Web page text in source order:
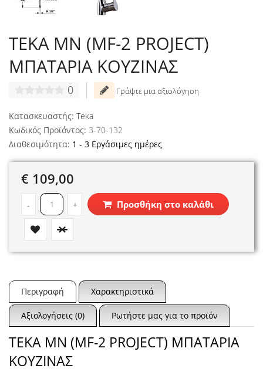
TEKA MN (MF-2 PROJECT)
ΜΠΑΤΑΡΙΑ ΚΟΥΖΙΝΑΣ
0 Γράψτε μια αξιολόγηση
Κατασκευαστής: Teka
Κωδικός Προϊόντος: 3-70-132
Διαθεσιμότητα: 1 - 3 Εργάσιμες ημέρες
€ 109,00
- + Προσθήκη στο καλάθι
Περιγραφή Χαρακτηριστικά
Αξιολογήσεις (0) Ρωτήστε μας για το προϊόν
TEKA MN (MF-2 PROJECT) ΜΠΑΤΑΡΙΑ
ΚΟΥΖΙΝΑΣ